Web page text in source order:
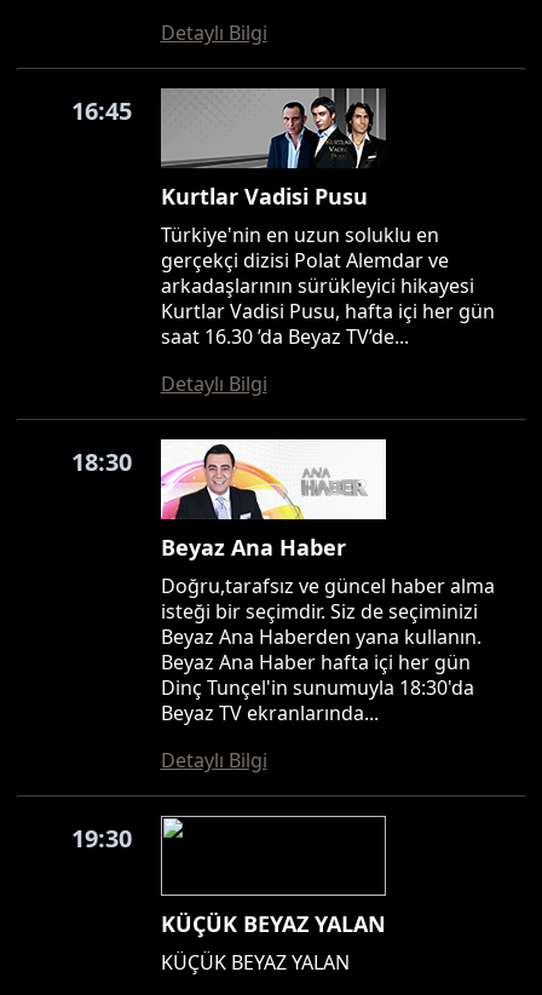
Detaylı Bilgi
16:45
Kurtlar Vadisi Pusu
Türkiye'nin en uzun soluklu en
gerçekçi dizisi Polat Alemdar ve
arkadaşlarının sürükleyici hikayesi
Kurtlar Vadisi Pusu, hafta içi her gün
saat 16.30 ’da Beyaz TV’de...
Detaylı Bilgi
18:30
Beyaz Ana Haber
Doğru,tarafsız ve güncel haber alma
isteği bir seçimdir. Siz de seçiminizi
Beyaz Ana Haberden yana kullanın.
Beyaz Ana Haber hafta içi her gün
Dinç Tunçel'in sunumuyla 18:30'da
Beyaz TV ekranlarında...
Detaylı Bilgi
19:30
KÜÇÜK BEYAZ YALAN
KÜÇÜK BEYAZ YALAN